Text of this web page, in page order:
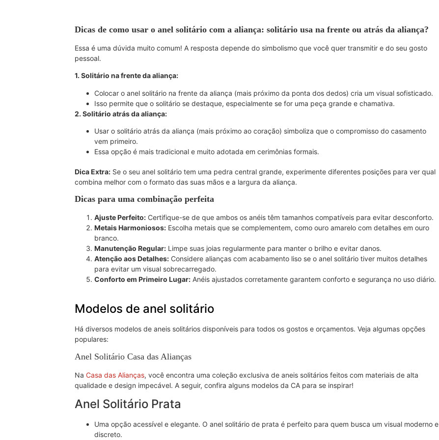
Dicas de como usar o anel solitário com a aliança: solitário usa na frente ou atrás da aliança?
Essa é uma dúvida muito comum! A resposta depende do simbolismo que você quer transmitir e do seu gosto
pessoal.
1. Solitário na frente da aliança:
Colocar o anel solitário na frente da aliança (mais próximo da ponta dos dedos) cria um visual sofisticado.
Isso permite que o solitário se destaque, especialmente se for uma peça grande e chamativa.
2. Solitário atrás da aliança:
Usar o solitário atrás da aliança (mais próximo ao coração) simboliza que o compromisso do casamento
vem primeiro.
Essa opção é mais tradicional e muito adotada em cerimônias formais.
Dica Extra: Se o seu anel solitário tem uma pedra central grande, experimente diferentes posições para ver qual
combina melhor com o formato das suas mãos e a largura da aliança.
Dicas para uma combinação perfeita
Ajuste Perfeito: Certifique-se de que ambos os anéis têm tamanhos compatíveis para evitar desconforto.
Metais Harmoniosos: Escolha metais que se complementem, como ouro amarelo com detalhes em ouro
branco.
Manutenção Regular: Limpe suas joias regularmente para manter o brilho e evitar danos.
Atenção aos Detalhes: Considere alianças com acabamento liso se o anel solitário tiver muitos detalhes
para evitar um visual sobrecarregado.
Conforto em Primeiro Lugar: Anéis ajustados corretamente garantem conforto e segurança no uso diário.
Modelos de anel solitário
Há diversos modelos de aneis solitários disponíveis para todos os gostos e orçamentos. Veja algumas opções
populares:
Anel Solitário Casa das Alianças
Na Casa das Alianças, você encontra uma coleção exclusiva de aneis solitários feitos com materiais de alta
qualidade e design impecável. A seguir, confira alguns modelos da CA para se inspirar!
Anel Solitário Prata
Uma opção acessível e elegante. O anel solitário de prata é perfeito para quem busca um visual moderno e
discreto.